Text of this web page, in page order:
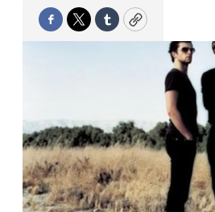
Facebook
TwitterTumblrCopy